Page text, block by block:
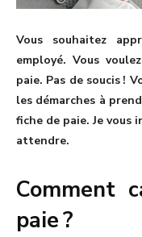
Vous souhaitez
employé. Vous
paie. Pas de soucis !
les démarches à
fiche de paie. Je
attendre.
Comment
paie ?